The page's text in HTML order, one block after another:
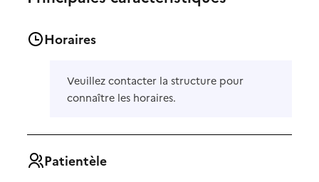
Horaires
Veuillez contacter la structure pour
connaître les horaires.
Patientèle